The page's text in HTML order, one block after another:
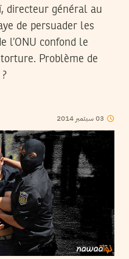
directeur général au
de persuader les
l’ONU confond le
Problème de
03سبتمبر 2014